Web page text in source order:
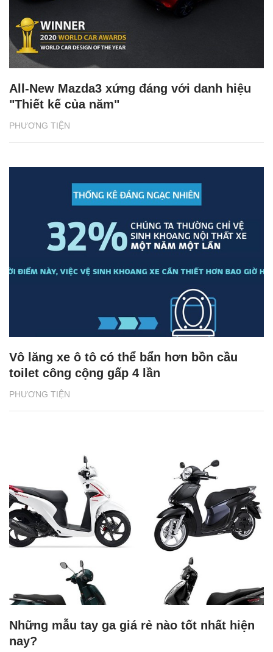
PHƯƠNG TIỆN
All-New Mazda3 xứng đáng với danh hiệu
"Thiết kế của năm"
PHƯƠNG TIỆN
Vô lăng xe ô tô có thể bẩn hơn bồn cầu
toilet công cộng gấp 4 lần
Những mẫu tay ga giá rẻ nào tốt nhất hiện
nay?